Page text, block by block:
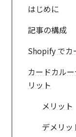
はじめに
記事の構成
Shopify でカ
カードカル
リット
メリット
デメリッ